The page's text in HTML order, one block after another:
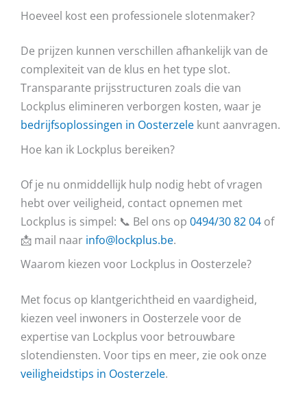
Hoeveel kost een professionele slotenmaker?
De prijzen kunnen verschillen afhankelijk van de
complexiteit van de klus en het type slot.
Transparante prijsstructuren zoals die van
Lockplus elimineren verborgen kosten, waar je
bedrijfsoplossingen in Oosterzele kunt aanvragen.
Hoe kan ik Lockplus bereiken?
Of je nu onmiddellijk hulp nodig hebt of vragen
hebt over veiligheid, contact opnemen met
Lockplus is simpel: 📞 Bel ons op 0494/30 82 04 of
📩 mail naar info@lockplus.be.
Waarom kiezen voor Lockplus in Oosterzele?
Met focus op klantgerichtheid en vaardigheid,
kiezen veel inwoners in Oosterzele voor de
expertise van Lockplus voor betrouwbare
slotendiensten. Voor tips en meer, zie ook onze
veiligheidstips in Oosterzele.